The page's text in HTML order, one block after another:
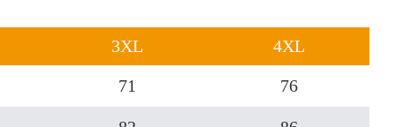
3XL 4XL
71 76